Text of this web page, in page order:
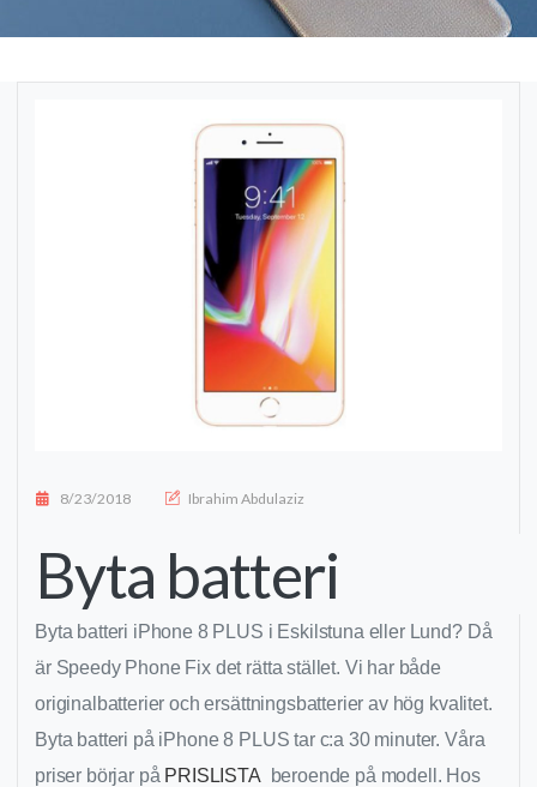
Posted on
8/23/2018 Ibrahim Abdulaziz
Byta batteri
Byta batteri iPhone 8 PLUS i Eskilstuna eller Lund? Då
är Speedy Phone Fix det rätta stället. Vi har både
originalbatterier och ersättningsbatterier av hög kvalitet.
Byta batteri på iPhone 8 PLUS tar c:a 30 minuter. Våra
priser börjar på PRISLISTA beroende på modell. Hos